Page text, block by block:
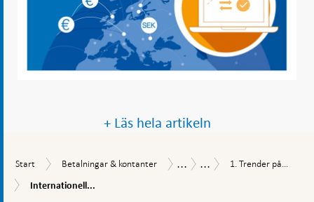
+ Läs hela artikeln
Start
Start
Betalningar
kontanter
Betalningar & kontanter Betalningsrapport
...
Betalningsrapport
...
1.1. Trender på...
Internationell
Internationell...